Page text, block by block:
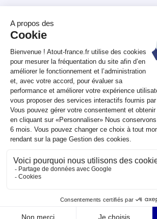
RÉPUBLIQUE
FRANÇAISE
legifrance.gouv.fr
gouvernement.fr
service-public.fr
data.gouv.fr
Plan du site Qui sommes-nous ? Marchés
partiellement conforme
Sauf mention contraire, tous les contenus de ce
etalab-2.0